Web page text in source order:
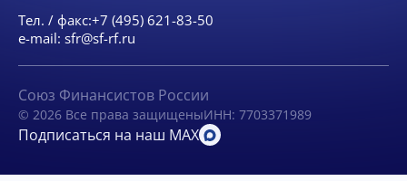
Тел. / факс:+7 (495) 621-83-50
e-mail: sfr@sf-rf.ru
Союз Финансистов России
© 2026 Все права защищеныИНН: 7703371989
Подписаться на наш MAX